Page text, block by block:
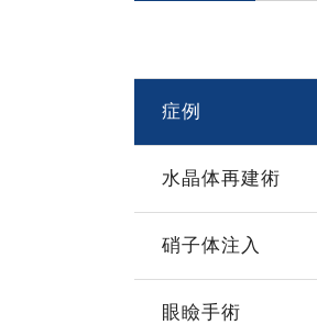
症例
水晶体再建術
硝子体注入
眼瞼手術